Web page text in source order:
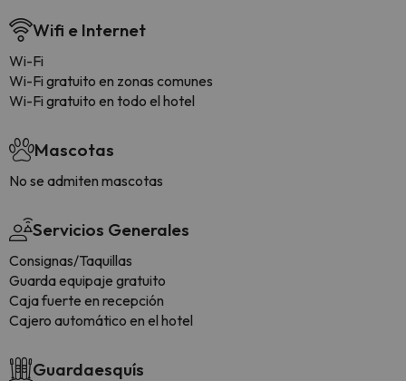
Wifi e Internet
Wi-Fi
Wi-Fi gratuito en zonas comunes
Wi-Fi gratuito en todo el hotel
Mascotas
No se admiten mascotas
Servicios Generales
Consignas/Taquillas
Guarda equipaje gratuito
Caja fuerte en recepción
Cajero automático en el hotel
Guardaesquís